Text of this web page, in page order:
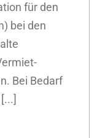
für den
bei den
Bei Bedarf